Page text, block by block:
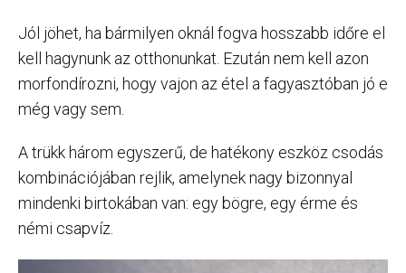
Jól jöhet, ha bármilyen oknál fogva hosszabb időre el
kell hagynunk az otthonunkat. Ezután nem kell azon
morfondírozni, hogy vajon az étel a fagyasztóban jó e
még vagy sem.
A trükk három egyszerű, de hatékony eszköz csodás
kombinációjában rejlik, amelynek nagy bizonnyal
mindenki birtokában van: egy bögre, egy érme és
némi csapvíz.